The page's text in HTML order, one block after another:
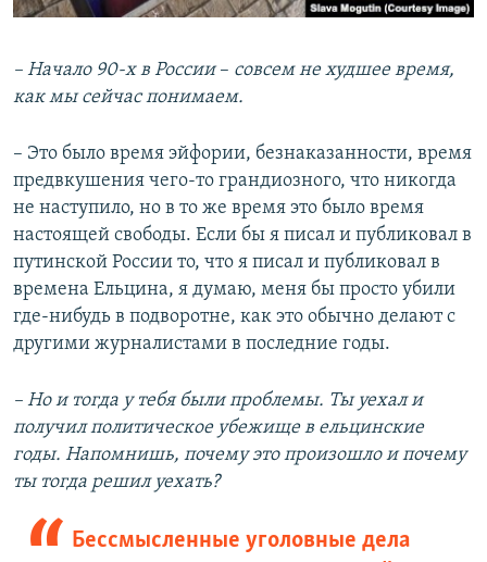
– Начало 90-х в России– совсем не худшее время,
как мы сейчас понимаем.
– Это было время эйфории, безнаказанности, время
предвкушения чего-то грандиозного, что никогда
не наступило, но в то же время это было время
настоящей свободы. Если бы я писал и публиковал в
путинской России то, что я писал и публиковал в
времена Ельцина, я думаю, меня бы просто убили
где-нибудь в подворотне, как это обычно делают с
другими журналистами в последние годы.
– Но и тогда у тебя были проблемы. Ты уехал и
получил политическое убежище в ельцинские
годы. Напомнишь, почему это произошло и почему
ты тогда решил уехать?
Бессмысленные уголовные дела